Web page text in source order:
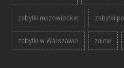
zabytki mazowieckie zabytki
zabytki w Warszawie zalew